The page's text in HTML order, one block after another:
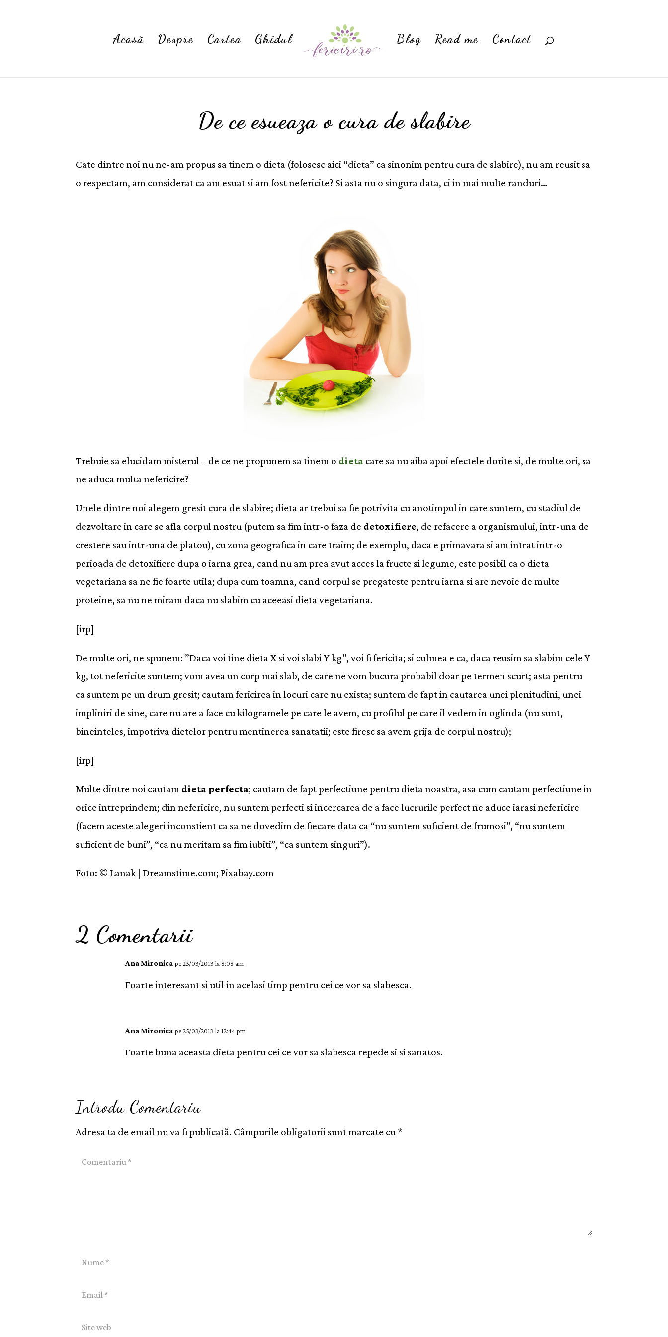
Acasă Despre Cartea Ghidul Blog Read me Contact
De ce esueaza o cura de slabire
Cate dintre noi nu ne-am propus sa tinem o dieta (folosesc aici “dieta” ca sinonim pentru cura de slabire), nu am reusit sa
o respectam, am considerat ca am esuat si am fost nefericite? Si asta nu o singura data, ci in mai multe randuri…
Trebuie sa elucidam misterul – de ce ne propunem sa tinem o dieta care sa nu aiba apoi efectele dorite si, de multe ori, sa
ne aduca multa nefericire?
Unele dintre noi alegem gresit cura de slabire; dieta ar trebui sa fie potrivita cu anotimpul in care suntem, cu stadiul de
dezvoltare in care se afla corpul nostru (putem sa fim intr-o faza de detoxifiere, de refacere a organismului, intr-una de
crestere sau intr-una de platou), cu zona geografica in care traim; de exemplu, daca e primavara si am intrat intr-o
perioada de detoxifiere dupa o iarna grea, cand nu am prea avut acces la fructe si legume, este posibil ca o dieta
vegetariana sa ne fie foarte utila; dupa cum toamna, cand corpul se pregateste pentru iarna si are nevoie de multe
proteine, sa nu ne miram daca nu slabim cu aceeasi dieta vegetariana.
[irp]
De multe ori, ne spunem: ”Daca voi tine dieta X si voi slabi Y kg”, voi fi fericita; si culmea e ca, daca reusim sa slabim cele Y
kg, tot nefericite suntem; vom avea un corp mai slab, de care ne vom bucura probabil doar pe termen scurt; asta pentru
ca suntem pe un drum gresit; cautam fericirea in locuri care nu exista; suntem de fapt in cautarea unei plenitudini, unei
impliniri de sine, care nu are a face cu kilogramele pe care le avem, cu profilul pe care il vedem in oglinda (nu sunt,
bineinteles, impotriva dietelor pentru mentinerea sanatatii; este firesc sa avem grija de corpul nostru);
[irp]
Multe dintre noi cautam dieta perfecta; cautam de fapt perfectiune pentru dieta noastra, asa cum cautam perfectiune in
orice intreprindem; din nefericire, nu suntem perfecti si incercarea de a face lucrurile perfect ne aduce iarasi nefericire
(facem aceste alegeri inconstient ca sa ne dovedim de fiecare data ca “nu suntem suficient de frumosi”, “nu suntem
suficient de buni”, “ca nu meritam sa fim iubiti”, “ca suntem singuri”).
Foto: © Lanak | Dreamstime.com; Pixabay.com
2 Comentarii
Ana Mironica pe 23/03/2013 la 8:08 am
Foarte interesant si util in acelasi timp pentru cei ce vor sa slabesca.
Ana Mironica pe 25/03/2013 la 12:44 pm
Foarte buna aceasta dieta pentru cei ce vor sa slabesca repede si si sanatos.
Introdu Comentariu
Adresa ta de email nu va fi publicată. Câmpurile obligatorii sunt marcate cu *